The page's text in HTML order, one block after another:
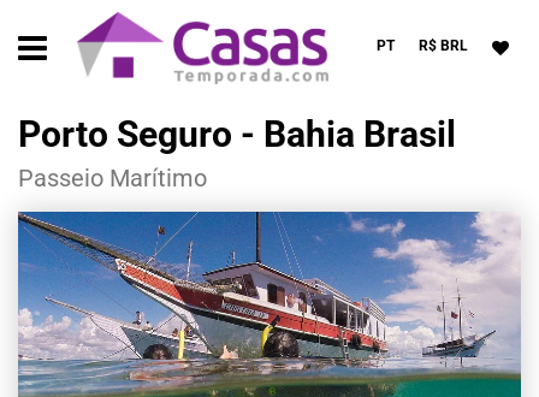
PT R$ BRL
Porto Seguro - Bahia Brasil
Passeio Marítimo